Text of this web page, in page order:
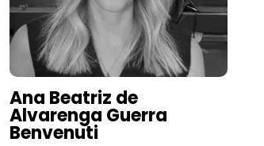
Ana Beatriz de
Alvarenga Guerra
Benvenuti